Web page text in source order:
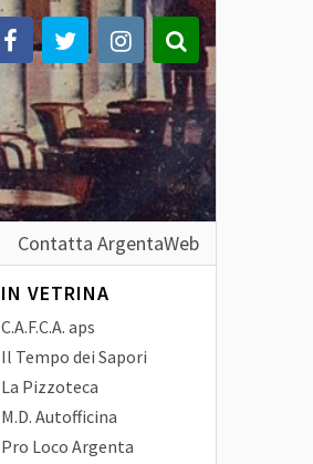
Contatta ArgentaWeb
IN VETRINA
C.A.F.C.A. aps
Il Tempo dei Sapori
La Pizzoteca
M.D. Autofficina
Pro Loco Argenta